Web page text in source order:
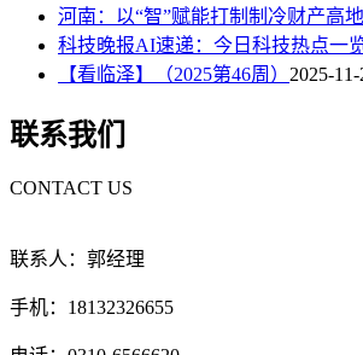
河南：以“智”赋能打制制冷财产高地
科技晚报AI速递：今日科技热点一览
【看临泽】（2025第46周） 2025-11-
联系我们
CONTACT US
联系人：郭经理
手机：18132326655